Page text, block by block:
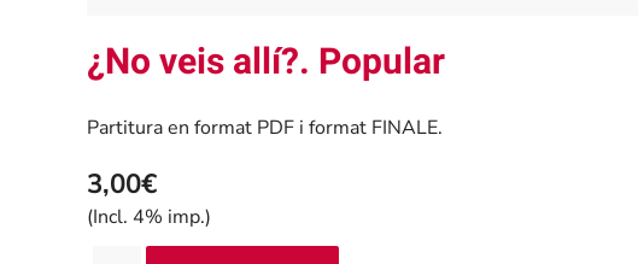
¿No veis allí?. Popular
Partitura en format PDF i format FINALE.
3,00€
(Incl. 4% imp.)